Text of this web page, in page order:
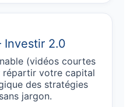
2.0
(vidéos courtes
répartir votre capital
des stratégies
jargon.